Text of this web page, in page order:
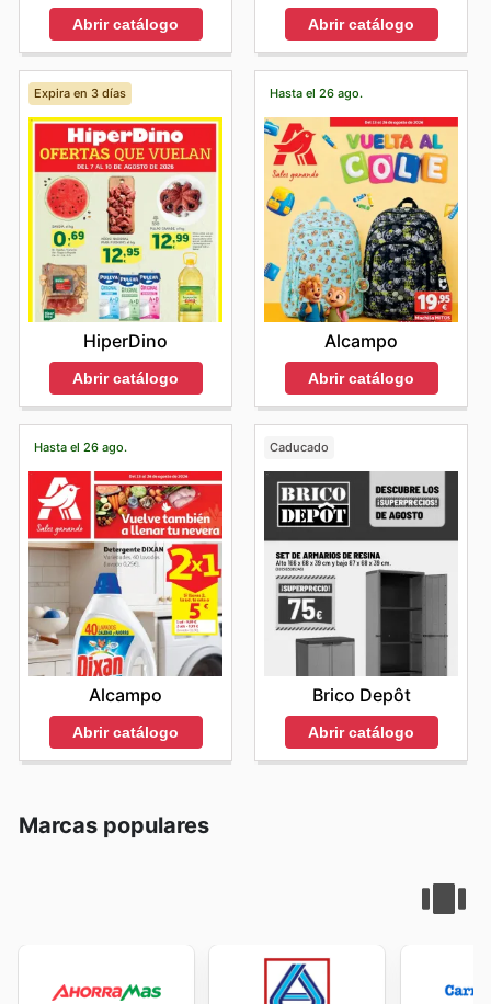
Abrir catálogo Abrir catálogo
Expira en 3 días
HiperDino
Abrir catálogo
Hasta el 26 ago.
Alcampo
Abrir catálogo
Hasta el 26 ago.
Alcampo
Abrir catálogo
Caducado
Brico Depôt
Abrir catálogo
Marcas populares